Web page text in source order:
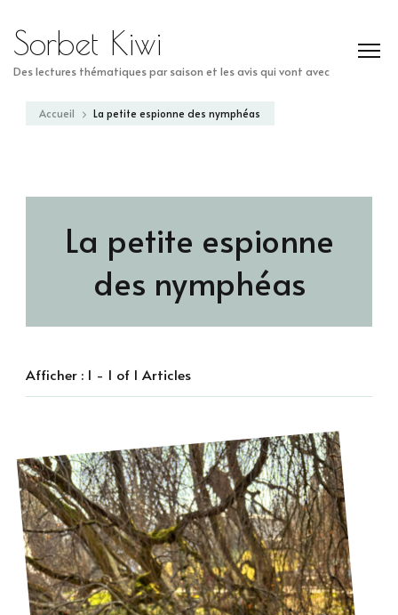
Sorbet Kiwi
Des lectures thématiques par saison et les avis qui vont avec
Accueil La petite espionne des nymphéas
La petite espionne
des nymphéas
Afficher : 1 - 1 of 1 Articles